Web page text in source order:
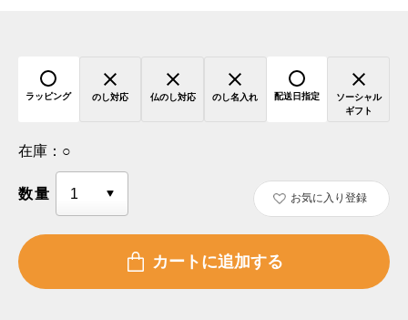
ラッピング のし対応 仏のし対応 のし名入れ 配送日指定
ソーシャル
ギフト
在庫： ○
数量 お気に入り登録